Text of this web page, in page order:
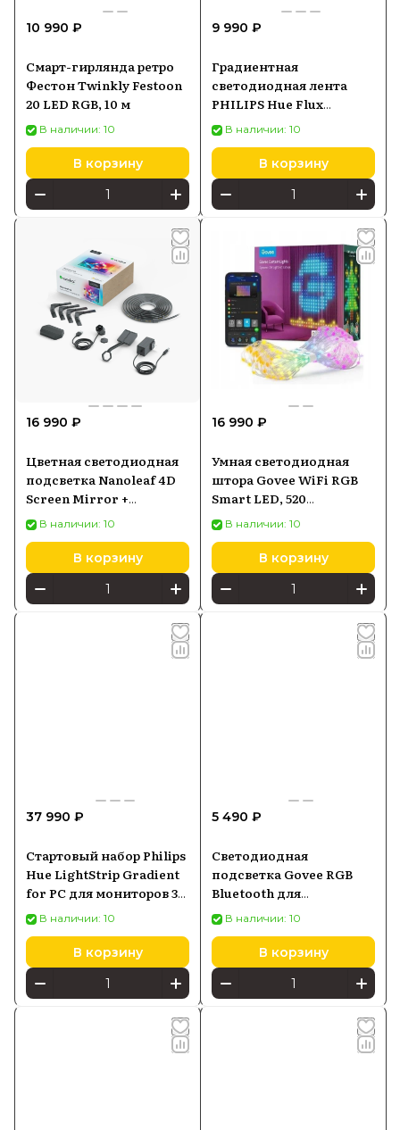
10 990 ₽
Смарт-гирлянда ретро
Фестон Twinkly Festoon
20 LED RGB, 10 м
В наличии: 10
В корзину
9 990 ₽
Градиентная
светодиодная лента
PHILIPS Hue Flux
Lightstrip 3 m
929004610402
В наличии: 10
В корзину
16 990 ₽
Цветная светодиодная
подсветка Nanoleaf 4D
Screen Mirror +
Lightstrip Kit для ТВ до
85 (NF082K02-52LS)
В наличии: 10
В корзину
16 990 ₽
Умная светодиодная
штора Govee WiFi RGB
Smart LED, 520
светодиодов
В наличии: 10
В корзину
37 990 ₽
Стартовый набор Philips
Hue LightStrip Gradient
for PC для мониторов 32-
34 (929003498602)
В наличии: 10
В корзину
5 490 ₽
Светодиодная
подсветка Govee RGB
Bluetooth для
телевизоров 46-60
дюймов H6179
В наличии: 10
В корзину